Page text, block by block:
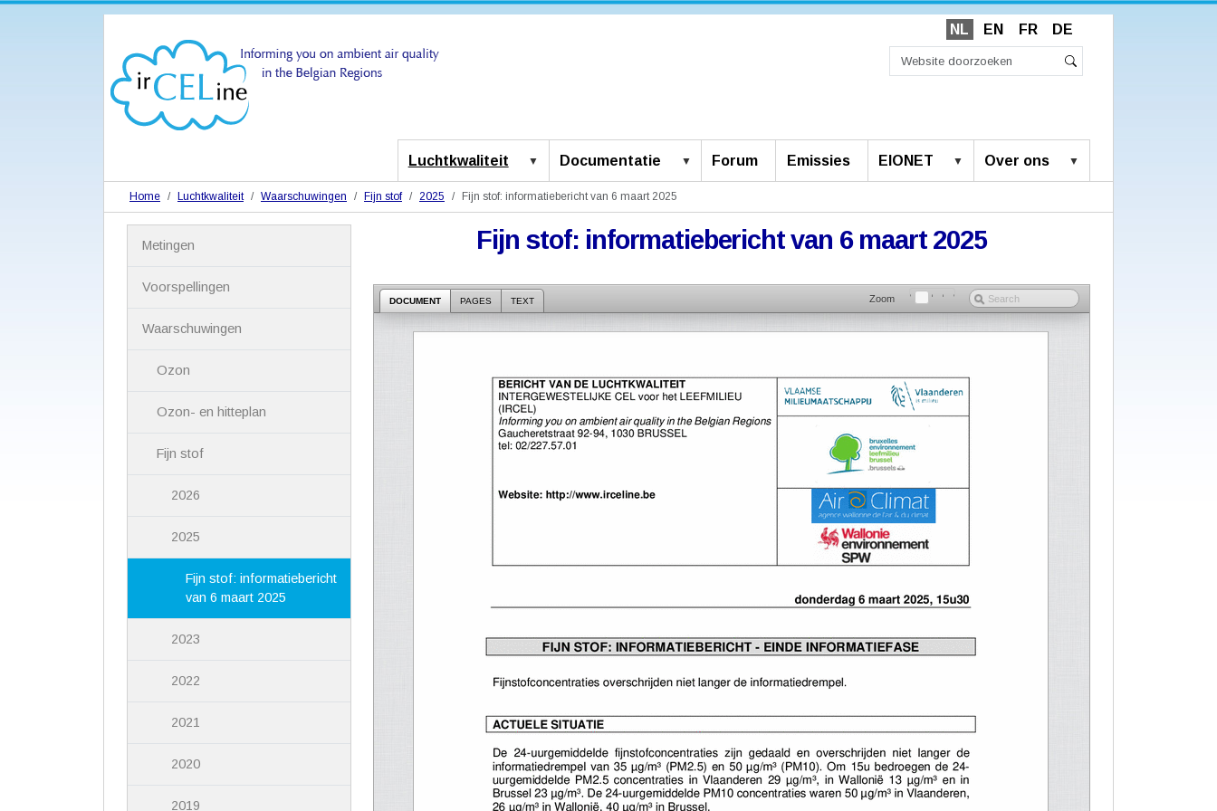
NL EN FR DE
Luchtkwaliteit Documentatie Forum Emissies EIONET Over ons
Home Luchtkwaliteit Waarschuwingen Fijn stof 2025 Fijn stof: informatiebericht van 6 maart 2025
Fijn stof: informatiebericht van 6 maart 2025
DOCUMENT PAGES TEXT Zoom
Metingen
Voorspellingen
Waarschuwingen
Ozon
Ozon- en hitteplan
Fijn stof
2026
2025
Fijn stof: informatiebericht
van 6 maart 2025
2023
2022
2021
2020
2019